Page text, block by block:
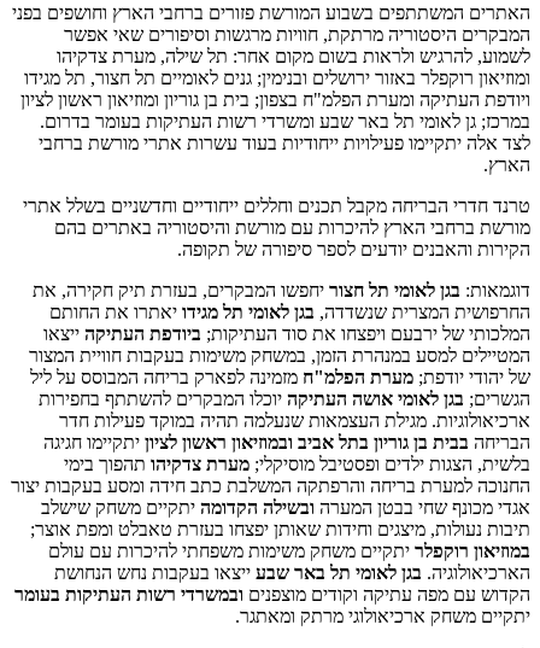
האתרים המשתתפים בשבוע המורשת פזורים ברחבי הארץ וחושפים בפני
המבקרים היסטוריה מרתקת, חוויות מרגשות וסיפורים שאי אפשר
לשמוע, להרגיש ולראות בשום מקום אחר: תל שילה, מערת צדקיהו
ומוזיאון רוקפלר באזור ירושלים ובנימין; גנים לאומיים תל חצור, תל מגידו
ויודפת העתיקה ומערת הפלמ"ח בצפון; בית בן גוריון ומוזיאון ראשון לציון
במרכז; גן לאומי תל באר שבע ומשרדי רשות העתיקות בעומר בדרום.
לצד אלה יתקיימו פעילויות ייחודיות בעוד עשרות אתרי מורשת ברחבי
הארץ.
טרנד חדרי הבריחה מקבל תכנים וחללים ייחודיים וחדשניים בשלל אתרי
מורשת ברחבי הארץ להיכרות עם מורשת והיסטוריה באתרים בהם
הקירות והאבנים יודעים לספר סיפורה של תקופה.
דוגמאות: בגן לאומי תל חצור יחפשו המבקרים, בעזרת תיק חקירה, את
החרפושית המצרית שנשדדה, בגן לאומי תל מגידו יאתרו את החותם
המלכותי של ירבעם ויפצחו את סוד העתיקות; ביודפת העתיקה ייצאו
המטיילים למסע במנהרת הזמן, במשחק משימות בעקבות חוויית המצור
של יהודי יודפת; מערת הפלמ"ח מזמינה לפארק בריחה המבוסס על ליל
הגשרים; בגן לאומי אושה העתיקה יוכלו המבקרים להשתתף בחפירות
ארכיאולוגיות. מגילת העצמאות שנעלמה תהיה במוקד פעילות חדר
הבריחה בבית בן גוריון בתל אביב ובמוזיאון ראשון לציון יתקיימו חגיגה
בלשית, הצגות ילדים ופסטיבל מוסיקלי; מערת צדקיהו תהפוך בימי
החנוכה למערת בריחה והרפתקה המשלבת כתב חידה ומסע בעקבות יצור
אגדי מכונף שחי בבטן המערה ובשילה הקדומה יתקיים משחק שישלב
תיבות נעולות, מיצגים וחידות שאותן יפצחו בעזרת טאבלט ומפת אוצר;
במוזיאון רוקפלר יתקיים משחק משימות משפחתי להיכרות עם עולם
הארכיאולוגיה. בגן לאומי תל באר שבע ייצאו בעקבות נחש הנחושת
הקדוש עם מפה עתיקה וקודים מוצפנים ובמשרדי רשות העתיקות בעומר
יתקיים משחק ארכיאולוגי מרתק ומאתגר.